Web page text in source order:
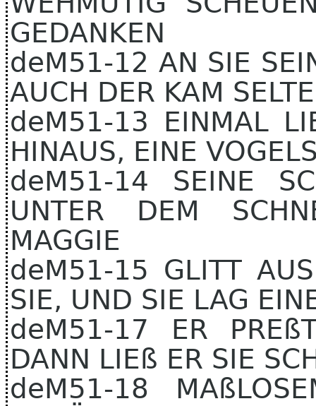
GEDANKEN
deM51-12 AN SIE
AUCH DER KAM
deM51-13 EINMAL
HINAUS, EINE
deM51-14 SEINE
UNTER DEM
MAGGIE
deM51-15 GLITT
SIE, UND SIE LAG
deM51-17 ER
DANN LIEß ER SIE
deM51-18